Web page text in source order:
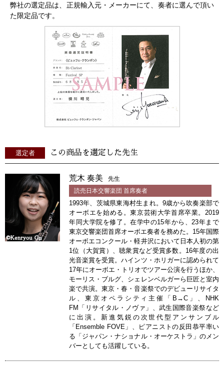
弊社の選定品は、正規輸入元・メーカーにて、奏者に選んで頂い
た限定品です。
選定者 この商品を選定した先生
荒木 奏美
先生
読売日本交響楽団 首席奏者
1993年、茨城県東海村生まれ。9歳から吹奏楽部で
オーボエを始める。東京芸術大学首席卒業。2019
年同大学院を修了。在学中の15年から、23年まで
東京交響楽団首席オーボエ奏者を務めた。15年国際
オーボエコンクール・軽井沢において日本人初の第
1位（大賀賞）、聴衆賞など受賞多数。16年度の出
光音楽賞を受賞。ハインツ・ホリガーに認められて
17年にオーボエ・トリオでツアー公演を行うほか、
モーリス・ブルグ、シェレンベルガーら巨匠と室内
楽で共演。東京・春・音楽祭でのデビューリサイタ
ル、東京オペラシティ主催「B→C」、NHK
FM「リサイタル・ノヴァ」、武生国際音楽祭など
に出演。新進気鋭の次世代型アンサンブル
「Ensemble FOVE」、ピアニストの反田恭平率い
る「ジャパン・ナショナル・オーケストラ」のメン
バーとしても活躍している。